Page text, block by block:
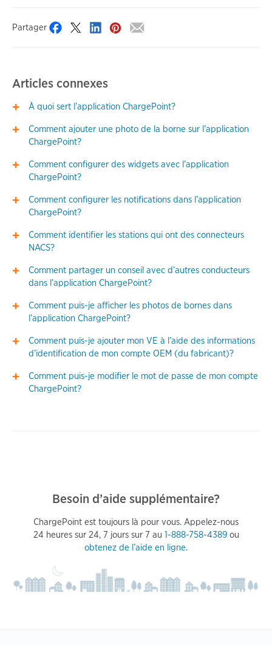
Partager
Articles connexes
À quoi sert l’application ChargePoint?
Comment ajouter une photo de la borne sur l’application
ChargePoint?
Comment configurer des widgets avec l’application
ChargePoint?
Comment configurer les notifications dans l’application
ChargePoint?
Comment identifier les stations qui ont des connecteurs
NACS?
Comment partager un conseil avec d’autres conducteurs
dans l’application ChargePoint?
Comment puis-je afficher les photos de bornes dans
l’application ChargePoint?
Comment puis-je ajouter mon VE à l’aide des informations
d’identification de mon compte OEM (du fabricant)?
Comment puis-je modifier le mot de passe de mon compte
ChargePoint?
Besoin d’aide supplémentaire?
ChargePoint est toujours là pour vous. Appelez-nous
24 heures sur 24, 7 jours sur 7 au 1-888-758-4389ou
obtenez de l’aide en ligne.